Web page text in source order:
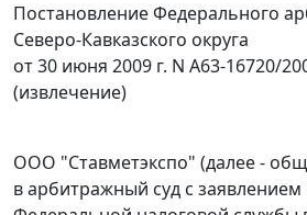
Постановление Федерального
Северо-Кавказского округа
от 30 июня 2009 г. N А63-16720/
(извлечение)
ООО "Ставметэкспо" (далее -
в арбитражный суд с